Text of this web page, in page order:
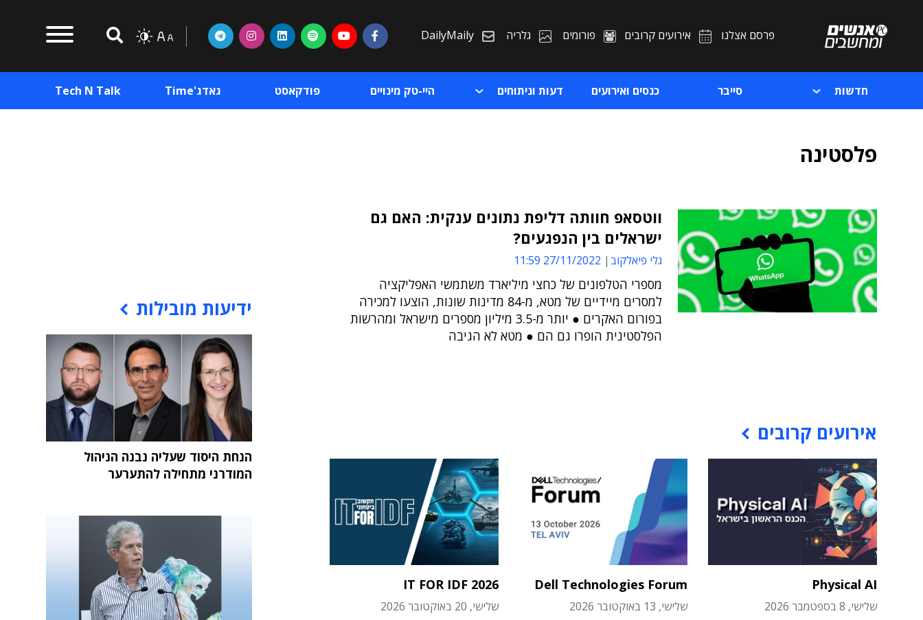
פרסם אצלנו אירועים קרובים פורומים גלריה DailyMaily
חדשות סייבר כנסים ואירועים דעות וניתוחים היי-טק מינויים פודקאסט גאדג'Time Tech N Talk
פלסטינה
ווטסאפ חוותה דליפת נתונים ענקית: האם גם
ישראלים בין הנפגעים?
גלי פיאלקוב 27/11/2022 11:59
מספרי הטלפונים של כחצי מיליארד משתמשי האפליקציה
למסרים מיידיים של מטא, מ-84 מדינות שונות, הוצעו למכירה
בפורום האקרים ● יותר מ-3.5 מיליון מספרים מישראל ומהרשות
הפלסטינית הופרו גם הם ● מטא לא הגיבה
אירועים קרובים
Physical AI
שלישי, 8 בספטמבר 2026
Dell Technologies Forum
שלישי, 13 באוקטובר 2026
IT FOR IDF 2026
שלישי, 20 באוקטובר 2026
ידיעות מובילות
הנחת היסוד שעליה נבנה הניהול
המודרני מתחילה להתערער